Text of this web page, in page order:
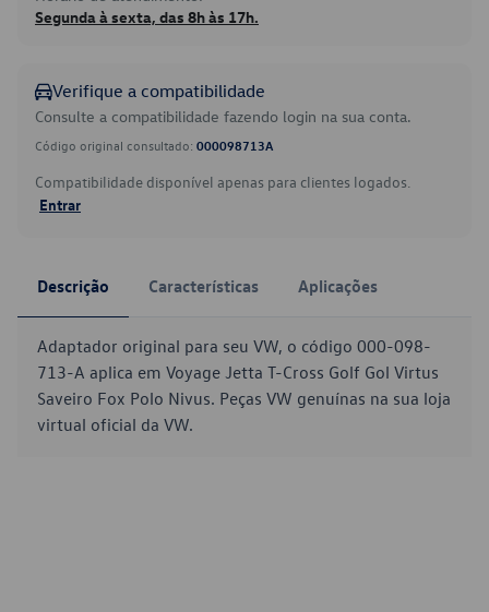
Segunda à sexta, das 8h às 17h.
Verifique a compatibilidade
Consulte a compatibilidade fazendo login na sua conta.
Código original consultado: 000098713A
Compatibilidade disponível apenas para clientes logados.
Entrar
Descrição Características Aplicações
Adaptador original para seu VW, o código 000-098-
713-A aplica em Voyage Jetta T-Cross Golf Gol Virtus
Saveiro Fox Polo Nivus. Peças VW genuínas na sua loja
virtual oficial da VW.